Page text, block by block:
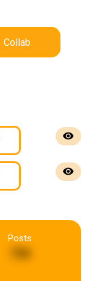
Collab
Posts
758